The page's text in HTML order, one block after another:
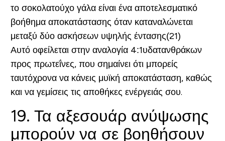
το σοκολατούχο γάλα είναι ένα αποτελεσματικό
βοήθημα αποκατάστασης όταν καταναλώνεται
μεταξύ δύο ασκήσεων υψηλής έντασης(21)
Αυτό οφείλεται στην αναλογία 4:1υδατανθράκων
προς πρωτεΐνες, που σημαίνει ότι μπορείς
ταυτόχρονα να κάνεις μυϊκή αποκατάσταση, καθώς
και να γεμίσεις τις αποθήκες ενέργειάς σου.
19. Τα αξεσουάρ ανύψωσης
μπορούν να σε βοηθήσουν